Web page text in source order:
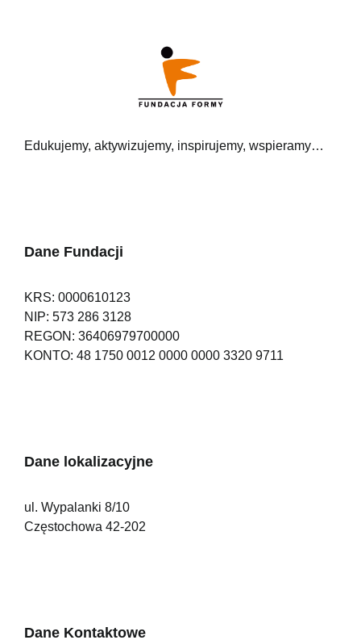
Edukujemy, aktywizujemy, inspirujemy, wspieramy…
Dane Fundacji
KRS: 0000610123
NIP: 573 286 3128
REGON: 36406979700000
KONTO: 48 1750 0012 0000 0000 3320 9711
Dane lokalizacyjne
ul. Wypalanki 8/10
Częstochowa 42-202
Dane Kontaktowe